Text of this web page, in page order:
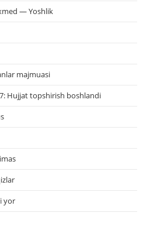
— Yoshlik
majmuasi
Hujjat topshirish boshlandi
yor